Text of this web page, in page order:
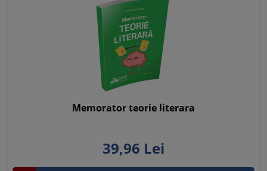
Memorator teorie literara
39,96 Lei